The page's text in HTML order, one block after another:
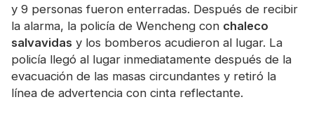
Revestimiento de lavado industrial
Acerca de CHINASTARS
Nuevo producto
y 9 personas fueron enterradas. Después de recibir
la alarma, la policía de Wencheng con chaleco
salvavidas y los bomberos acudieron al lugar. La
policía llegó al lugar inmediatamente después de la
evacuación de las masas circundantes y retiró la
línea de advertencia con cinta reflectante.